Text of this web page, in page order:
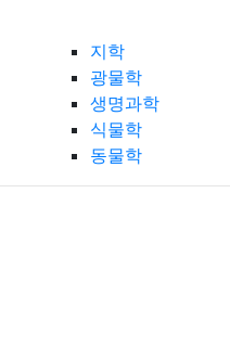
지학
광물학
생명과학
식물학
동물학